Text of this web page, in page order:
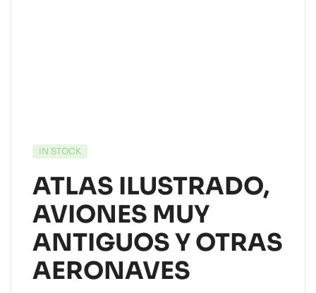
IN STOCK
ATLAS ILUSTRADO,
AVIONES MUY
ANTIGUOS Y OTRAS
AERONAVES